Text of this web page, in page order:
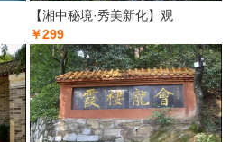
【湘中秘境·秀美新化】观
￥299